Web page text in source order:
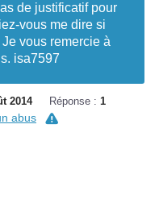
de justificatif pour
vous me dire si
vous remercie à
isa7597
2014 Réponse : 1
abus